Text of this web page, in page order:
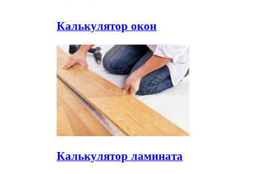
Калькулятор окон
Калькулятор ламината